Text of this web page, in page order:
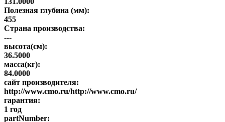
Полезная глубина (мм):
455
Страна производства:
---
высота(см):
36.5000
масса(кг):
84.0000
сайт производителя:
http://www.cmo.ru/http://www.cmo.ru/
гарантия:
1 год
partNumber: